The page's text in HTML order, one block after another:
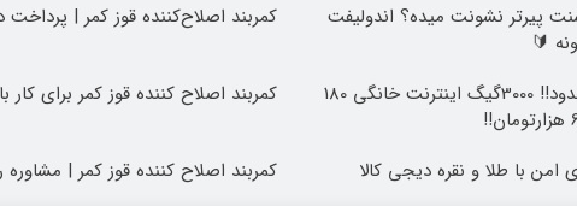
پیرتر نشونت میده؟ اندولیفت
🔰
کمربند اصلاح‌کننده قوز کمر |
⏳فرصت محدود!! 3000گیگ اینترنت خانگی 180
کمربند اصلاح کننده قوز کمر برای کار
امن با طلا و نقره دیجی کالا کمربند اصلاح کننده قوز کمر | مشاوره